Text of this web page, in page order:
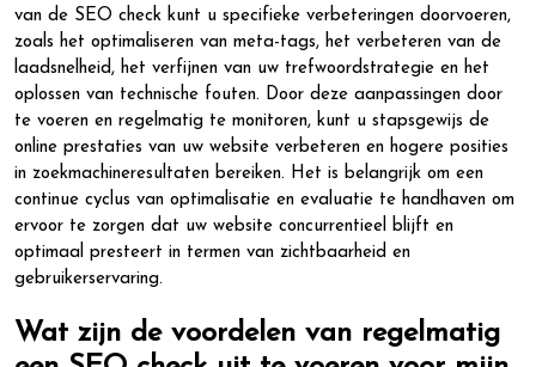
van de SEO check kunt u specifieke verbeteringen doorvoeren,
zoals het optimaliseren van meta-tags, het verbeteren van de
laadsnelheid, het verfijnen van uw trefwoordstrategie en het
oplossen van technische fouten. Door deze aanpassingen door
te voeren en regelmatig te monitoren, kunt u stapsgewijs de
online prestaties van uw website verbeteren en hogere posities
in zoekmachineresultaten bereiken. Het is belangrijk om een
continue cyclus van optimalisatie en evaluatie te handhaven om
ervoor te zorgen dat uw website concurrentieel blijft en
optimaal presteert in termen van zichtbaarheid en
gebruikerservaring.
Wat zijn de voordelen van regelmatig